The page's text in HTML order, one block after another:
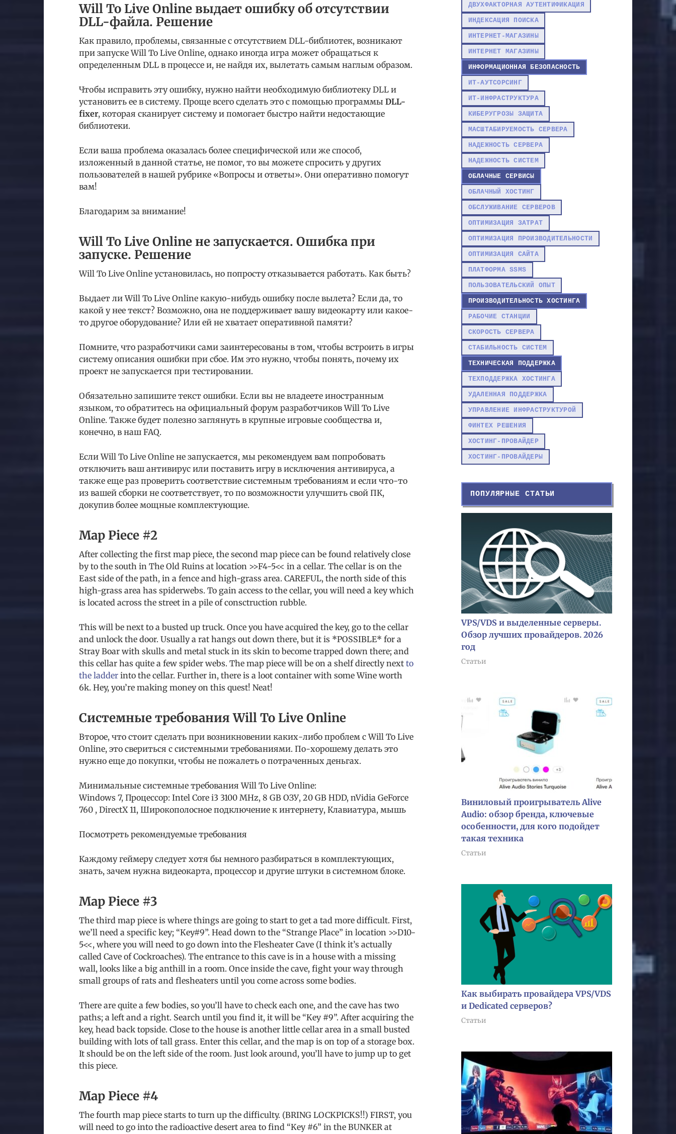
Will To Live Online выдает ошибку об отсутствии
DLL-файла. Решение
Как правило, проблемы, связанные с отсутствием DLL-библиотек, возникают
при запуске Will To Live Online, однако иногда игра может обращаться к
определенным DLL в процессе и, не найдя их, вылетать самым наглым образом.
Чтобы исправить эту ошибку, нужно найти необходимую библиотеку DLL и
установить ее в систему. Проще всего сделать это с помощью программы DLL-
fixer, которая сканирует систему и помогает быстро найти недостающие
библиотеки.
Если ваша проблема оказалась более специфической или же способ,
изложенный в данной статье, не помог, то вы можете спросить у других
пользователей в нашей рубрике «Вопросы и ответы». Они оперативно помогут
вам!
Благодарим за внимание!
Will To Live Online не запускается. Ошибка при
запуске. Решение
Will To Live Online установилась, но попросту отказывается работать. Как быть?
Выдает ли Will To Live Online какую-нибудь ошибку после вылета? Если да, то
какой у нее текст? Возможно, она не поддерживает вашу видеокарту или какое-
то другое оборудование? Или ей не хватает оперативной памяти?
Помните, что разработчики сами заинтересованы в том, чтобы встроить в игры
систему описания ошибки при сбое. Им это нужно, чтобы понять, почему их
проект не запускается при тестировании.
Обязательно запишите текст ошибки. Если вы не владеете иностранным
языком, то обратитесь на официальный форум разработчиков Will To Live
Online. Также будет полезно заглянуть в крупные игровые сообщества и,
конечно, в наш FAQ.
Если Will To Live Online не запускается, мы рекомендуем вам попробовать
отключить ваш антивирус или поставить игру в исключения антивируса, а
также еще раз проверить соответствие системным требованиям и если что-то
из вашей сборки не соответствует, то по возможности улучшить свой ПК,
докупив более мощные комплектующие.
Map Piece #2
After collecting the first map piece, the second map piece can be found relatively close
by to the south in The Old Ruins at location >>F4-5<< in a cellar. The cellar is on the
East side of the path, in a fence and high-grass area. CAREFUL, the north side of this
high-grass area has spiderwebs. To gain access to the cellar, you will need a key which
is located across the street in a pile of consctruction rubble.
This will be next to a busted up truck. Once you have acquired the key, go to the cellar
and unlock the door. Usually a rat hangs out down there, but it is *POSSIBLE* for a
Stray Boar with skulls and metal stuck in its skin to become trapped down there; and
this cellar has quite a few spider webs. The map piece will be on a shelf directly next to
the ladder into the cellar. Further in, there is a loot container with some Wine worth
6k. Hey, you’re making money on this quest! Neat!
Системные требования Will To Live Online
Второе, что стоит сделать при возникновении каких-либо проблем с Will To Live
Online, это свериться с системными требованиями. По-хорошему делать это
нужно еще до покупки, чтобы не пожалеть о потраченных деньгах.
Минимальные системные требования Will To Live Online:
Windows 7, Процессор: Intel Core i3 3100 MHz, 8 GB ОЗУ, 20 GB HDD, nVidia GeForce
760 , DirectX 11, Широкополосное подключение к интернету, Клавиатура, мышь
Посмотреть рекомендуемые требования
Каждому геймеру следует хотя бы немного разбираться в комплектующих,
знать, зачем нужна видеокарта, процессор и другие штуки в системном блоке.
Map Piece #3
The third map piece is where things are going to start to get a tad more difficult. First,
we’ll need a specific key; “Key#9”. Head down to the “Strange Place” in location >>D10-
5<<, where you will need to go down into the Flesheater Cave (I think it’s actually
called Cave of Cockroaches). The entrance to this cave is in a house with a missing
wall, looks like a big anthill in a room. Once inside the cave, fight your way through
small groups of rats and flesheaters until you come across some bodies.
There are quite a few bodies, so you’ll have to check each one, and the cave has two
paths; a left and a right. Search until you find it, it will be “Key #9”. After acquiring the
key, head back topside. Close to the house is another little cellar area in a small busted
building with lots of tall grass. Enter this cellar, and the map is on top of a storage box.
It should be on the left side of the room. Just look around, you’ll have to jump up to get
this piece.
Map Piece #4
The fourth map piece starts to turn up the difficulty. (BRING LOCKPICKS!!) FIRST, you
will need to go into the radioactive desert area to find “Key #6” in the BUNKER at
ДВУХФАКТОРНАЯ АУТЕНТИФИКАЦИЯ
ИНДЕКСАЦИЯ ПОИСКА
ИНТЕРНЕТ-МАГАЗИНЫ
ИНТЕРНЕТ МАГАЗИНЫ
ИНФОРМАЦИОННАЯ БЕЗОПАСНОСТЬ
ИТ-АУТСОРСИНГ
ИТ-ИНФРАСТРУКТУРА
КИБЕРУГРОЗЫ ЗАЩИТА
МАСШТАБИРУЕМОСТЬ СЕРВЕРА
НАДЕЖНОСТЬ СЕРВЕРА
НАДЕЖНОСТЬ СИСТЕМ
ОБЛАЧНЫЕ СЕРВИСЫ
ОБЛАЧНЫЙ ХОСТИНГ
ОБСЛУЖИВАНИЕ СЕРВЕРОВ
ОПТИМИЗАЦИЯ ЗАТРАТ
ОПТИМИЗАЦИЯ ПРОИЗВОДИТЕЛЬНОСТИ
ОПТИМИЗАЦИЯ САЙТА
ПЛАТФОРМА SSMS
ПОЛЬЗОВАТЕЛЬСКИЙ ОПЫТ
ПРОИЗВОДИТЕЛЬНОСТЬ ХОСТИНГА
РАБОЧИЕ СТАНЦИИ
СКОРОСТЬ СЕРВЕРА
СТАБИЛЬНОСТЬ СИСТЕМ
ТЕХНИЧЕСКАЯ ПОДДЕРЖКА
ТЕХПОДДЕРЖКА ХОСТИНГА
УДАЛЕННАЯ ПОДДЕРЖКА
УПРАВЛЕНИЕ ИНФРАСТРУКТУРОЙ
ФИНТЕХ РЕШЕНИЯ
ХОСТИНГ-ПРОВАЙДЕР
ХОСТИНГ-ПРОВАЙДЕРЫ
ПОПУЛЯРНЫЕ СТАТЬИ
VPS/VDS и выделенные серверы.
Обзор лучших провайдеров. 2026
год
Статьи
Виниловый проигрыватель Alive
Audio: обзор бренда, ключевые
особенности, для кого подойдет
такая техника
Статьи
Как выбирать провайдера VPS/VDS
и Dedicated серверов?
Статьи